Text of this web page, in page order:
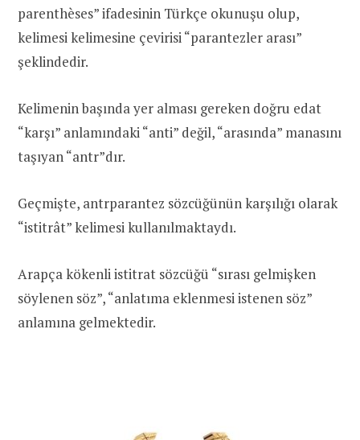
parenthèses” ifadesinin Türkçe okunuşu olup,
kelimesi kelimesine çevirisi “parantezler arası”
şeklindedir.
Kelimenin başında yer alması gereken doğru edat
“karşı” anlamındaki “anti” değil, “arasında” manasını
taşıyan “antr”dır.
Geçmişte, antrparantez sözcüğünün karşılığı olarak
“istitrât” kelimesi kullanılmaktaydı.
Arapça kökenli istitrat sözcüğü “sırası gelmişken
söylenen söz”, “anlatıma eklenmesi istenen söz”
anlamına gelmektedir.